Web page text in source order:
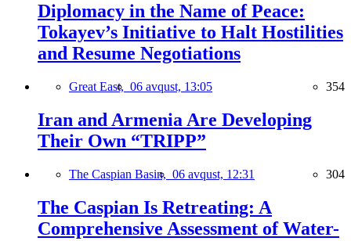
Diplomacy in the Name of Peace:
Tokayev’s Initiative to Halt Hostilities
and Resume Negotiations
Great East, 06 avqust, 13:05 354
Iran and Armenia Are Developing
Their Own “TRIPP”
The Caspian Basin, 06 avqust, 12:31 304
The Caspian Is Retreating: A
Comprehensive Assessment of Water-